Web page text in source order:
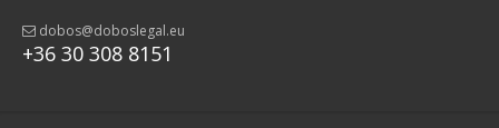
dobos@doboslegal.eu
+36 30 308 8151